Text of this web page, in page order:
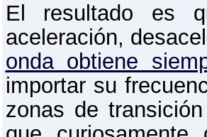
El resultado es
aceleración,
onda obtiene
importar su
zonas de